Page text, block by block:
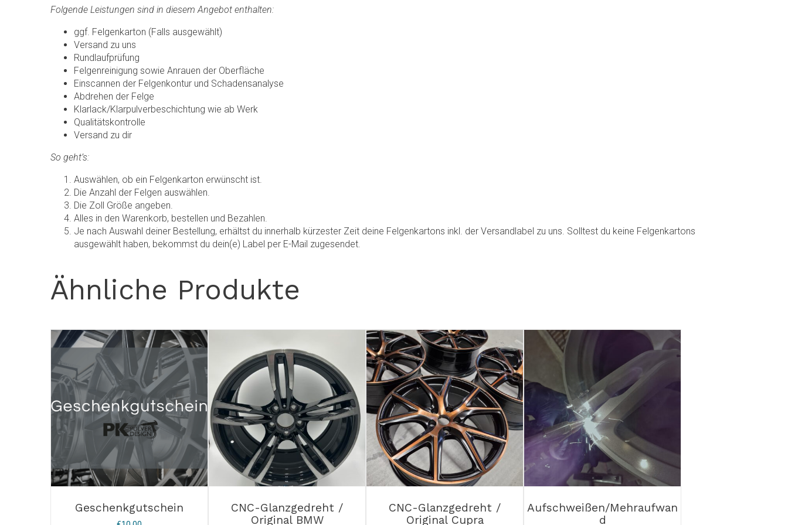
Folgende Leistungen sind in diesem Angebot enthalten:
ggf. Felgenkarton (Falls ausgewählt)
Versand zu uns
Rundlaufprüfung
Felgenreinigung sowie Anrauen der Oberfläche
Einscannen der Felgenkontur und Schadensanalyse
Abdrehen der Felge
Klarlack/Klarpulverbeschichtung wie ab Werk
Qualitätskontrolle
Versand zu dir
So geht’s:
Auswählen, ob ein Felgenkarton erwünscht ist.
Die Anzahl der Felgen auswählen.
Die Zoll Größe angeben.
Alles in den Warenkorb, bestellen und Bezahlen.
Je nach Auswahl deiner Bestellung, erhältst du innerhalb kürzester Zeit deine Felgenkartons inkl. der Versandlabel zu uns. Solltest du keine Felgenkartons
ausgewählt haben, bekommst du dein(e) Label per E-Mail zugesendet.
Ähnliche Produkte
Geschenkgutschein
CNC-Glanzgedreht /
Original BMW
CNC-Glanzgedreht /
Original Cupra
Aufschweißen/Mehraufwan
d